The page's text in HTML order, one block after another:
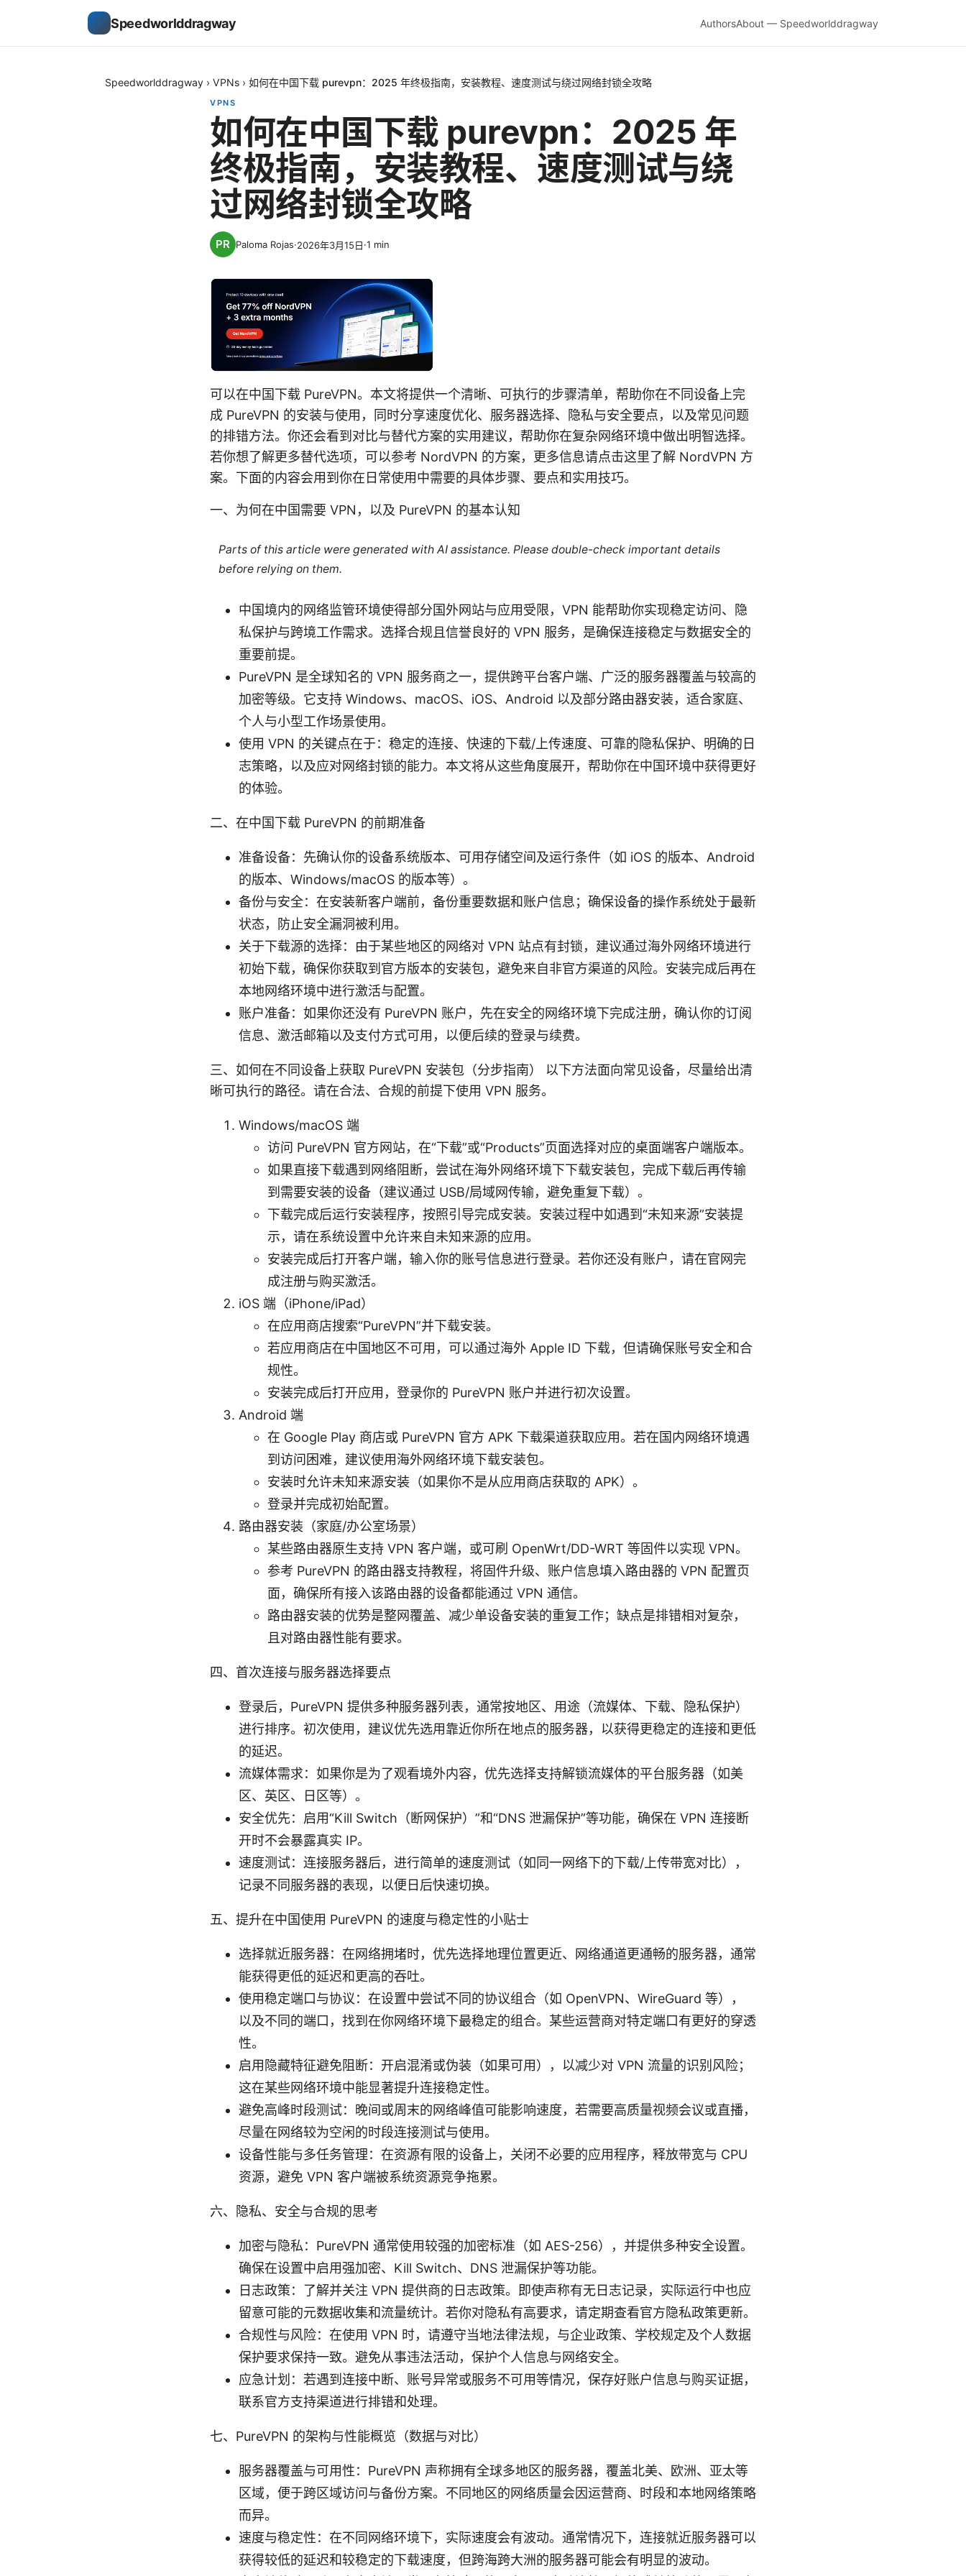
Speedworlddragway AuthorsAbout — Speedworlddragway
Speedworlddragway › VPNs › 如何在中国下载 purevpn：2025 年终极指南，安装教程、速度测试与绕过网络封锁全攻略
VPNS
如何在中国下载 purevpn：2025 年
终极指南，安装教程、速度测试与绕
过网络封锁全攻略
Paloma Rojas·2026年3月15日·1 min
可以在中国下载 PureVPN。本文将提供一个清晰、可执行的步骤清单，帮助你在不同设备上完
成 PureVPN 的安装与使用，同时分享速度优化、服务器选择、隐私与安全要点，以及常见问题
的排错方法。你还会看到对比与替代方案的实用建议，帮助你在复杂网络环境中做出明智选择。
若你想了解更多替代选项，可以参考 NordVPN 的方案，更多信息请点击这里了解 NordVPN 方
案。下面的内容会用到你在日常使用中需要的具体步骤、要点和实用技巧。
一、为何在中国需要 VPN，以及 PureVPN 的基本认知
Parts of this article were generated with AI assistance. Please double-check important details
before relying on them.
中国境内的网络监管环境使得部分国外网站与应用受限，VPN 能帮助你实现稳定访问、隐
私保护与跨境工作需求。选择合规且信誉良好的 VPN 服务，是确保连接稳定与数据安全的
重要前提。
PureVPN 是全球知名的 VPN 服务商之一，提供跨平台客户端、广泛的服务器覆盖与较高的
加密等级。它支持 Windows、macOS、iOS、Android 以及部分路由器安装，适合家庭、
个人与小型工作场景使用。
使用 VPN 的关键点在于：稳定的连接、快速的下载/上传速度、可靠的隐私保护、明确的日
志策略，以及应对网络封锁的能力。本文将从这些角度展开，帮助你在中国环境中获得更好
的体验。
二、在中国下载 PureVPN 的前期准备
准备设备：先确认你的设备系统版本、可用存储空间及运行条件（如 iOS 的版本、Android
的版本、Windows/macOS 的版本等）。
备份与安全：在安装新客户端前，备份重要数据和账户信息；确保设备的操作系统处于最新
状态，防止安全漏洞被利用。
关于下载源的选择：由于某些地区的网络对 VPN 站点有封锁，建议通过海外网络环境进行
初始下载，确保你获取到官方版本的安装包，避免来自非官方渠道的风险。安装完成后再在
本地网络环境中进行激活与配置。
账户准备：如果你还没有 PureVPN 账户，先在安全的网络环境下完成注册，确认你的订阅
信息、激活邮箱以及支付方式可用，以便后续的登录与续费。
三、如何在不同设备上获取 PureVPN 安装包（分步指南） 以下方法面向常见设备，尽量给出清
晰可执行的路径。请在合法、合规的前提下使用 VPN 服务。
Windows/macOS 端
访问 PureVPN 官方网站，在“下载”或“Products”页面选择对应的桌面端客户端版本。
如果直接下载遇到网络阻断，尝试在海外网络环境下下载安装包，完成下载后再传输
到需要安装的设备（建议通过 USB/局域网传输，避免重复下载）。
下载完成后运行安装程序，按照引导完成安装。安装过程中如遇到“未知来源”安装提
示，请在系统设置中允许来自未知来源的应用。
安装完成后打开客户端，输入你的账号信息进行登录。若你还没有账户，请在官网完
成注册与购买激活。
iOS 端（iPhone/iPad）
在应用商店搜索“PureVPN”并下载安装。
若应用商店在中国地区不可用，可以通过海外 Apple ID 下载，但请确保账号安全和合
规性。
安装完成后打开应用，登录你的 PureVPN 账户并进行初次设置。
Android 端
在 Google Play 商店或 PureVPN 官方 APK 下载渠道获取应用。若在国内网络环境遇
到访问困难，建议使用海外网络环境下载安装包。
安装时允许未知来源安装（如果你不是从应用商店获取的 APK）。
登录并完成初始配置。
路由器安装（家庭/办公室场景）
某些路由器原生支持 VPN 客户端，或可刷 OpenWrt/DD-WRT 等固件以实现 VPN。
参考 PureVPN 的路由器支持教程，将固件升级、账户信息填入路由器的 VPN 配置页
面，确保所有接入该路由器的设备都能通过 VPN 通信。
路由器安装的优势是整网覆盖、减少单设备安装的重复工作；缺点是排错相对复杂，
且对路由器性能有要求。
四、首次连接与服务器选择要点
登录后，PureVPN 提供多种服务器列表，通常按地区、用途（流媒体、下载、隐私保护）
进行排序。初次使用，建议优先选用靠近你所在地点的服务器，以获得更稳定的连接和更低
的延迟。
流媒体需求：如果你是为了观看境外内容，优先选择支持解锁流媒体的平台服务器（如美
区、英区、日区等）。
安全优先：启用“Kill Switch（断网保护）”和“DNS 泄漏保护”等功能，确保在 VPN 连接断
开时不会暴露真实 IP。
速度测试：连接服务器后，进行简单的速度测试（如同一网络下的下载/上传带宽对比），
记录不同服务器的表现，以便日后快速切换。
五、提升在中国使用 PureVPN 的速度与稳定性的小贴士
选择就近服务器：在网络拥堵时，优先选择地理位置更近、网络通道更通畅的服务器，通常
能获得更低的延迟和更高的吞吐。
使用稳定端口与协议：在设置中尝试不同的协议组合（如 OpenVPN、WireGuard 等），
以及不同的端口，找到在你网络环境下最稳定的组合。某些运营商对特定端口有更好的穿透
性。
启用隐藏特征避免阻断：开启混淆或伪装（如果可用），以减少对 VPN 流量的识别风险；
这在某些网络环境中能显著提升连接稳定性。
避免高峰时段测试：晚间或周末的网络峰值可能影响速度，若需要高质量视频会议或直播，
尽量在网络较为空闲的时段连接测试与使用。
设备性能与多任务管理：在资源有限的设备上，关闭不必要的应用程序，释放带宽与 CPU
资源，避免 VPN 客户端被系统资源竞争拖累。
六、隐私、安全与合规的思考
加密与隐私：PureVPN 通常使用较强的加密标准（如 AES-256），并提供多种安全设置。
确保在设置中启用强加密、Kill Switch、DNS 泄漏保护等功能。
日志政策：了解并关注 VPN 提供商的日志政策。即使声称有无日志记录，实际运行中也应
留意可能的元数据收集和流量统计。若你对隐私有高要求，请定期查看官方隐私政策更新。
合规性与风险：在使用 VPN 时，请遵守当地法律法规，与企业政策、学校规定及个人数据
保护要求保持一致。避免从事违法活动，保护个人信息与网络安全。
应急计划：若遇到连接中断、账号异常或服务不可用等情况，保存好账户信息与购买证据，
联系官方支持渠道进行排错和处理。
七、PureVPN 的架构与性能概览（数据与对比）
服务器覆盖与可用性：PureVPN 声称拥有全球多地区的服务器，覆盖北美、欧洲、亚太等
区域，便于跨区域访问与备份方案。不同地区的网络质量会因运营商、时段和本地网络策略
而异。
速度与稳定性：在不同网络环境下，实际速度会有波动。通常情况下，连接就近服务器可以
获得较低的延迟和较稳定的下载速度，但跨海跨大洲的服务器可能会有明显的波动。